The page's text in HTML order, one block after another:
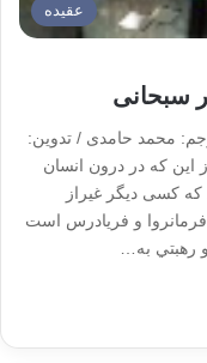
عقیده
سبحانی
محمد حامدی / تدوین:
اين كه در درون انسان
کسی دیگر غيراز
فرمانروا و فریادرس است
رهبتي به…